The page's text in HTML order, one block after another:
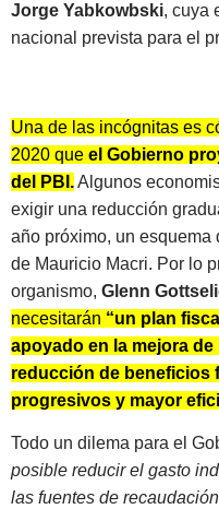
Jorge Yabkowbski, cuya
nacional prevista para el
Una de las incógnitas es
2020 que el Gobierno
del PBI.Algunos
exigir una reducción
año próximo, un esquema
de Mauricio Macri. Por lo
organismo, Glenn
necesitarán “un plan
apoyado en la mejora
reducción de beneficios
progresivos y mayor
Todo un dilema para el
posible reducir el gasto
las fuentes de